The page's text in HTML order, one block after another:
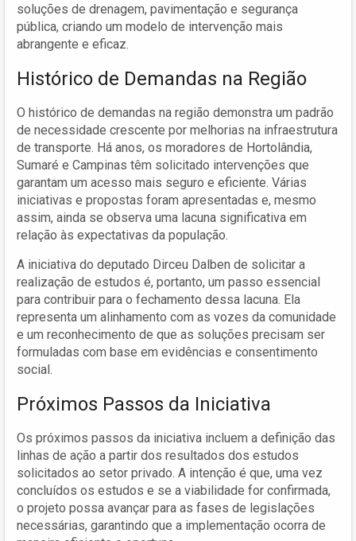
soluções de drenagem, pavimentação e segurança
pública, criando um modelo de intervenção mais
abrangente e eficaz.
Histórico de Demandas na Região
O histórico de demandas na região demonstra um padrão
de necessidade crescente por melhorias na infraestrutura
de transporte. Há anos, os moradores de Hortolândia,
Sumaré e Campinas têm solicitado intervenções que
garantam um acesso mais seguro e eficiente. Várias
iniciativas e propostas foram apresentadas e, mesmo
assim, ainda se observa uma lacuna significativa em
relação às expectativas da população.
A iniciativa do deputado Dirceu Dalben de solicitar a
realização de estudos é, portanto, um passo essencial
para contribuir para o fechamento dessa lacuna. Ela
representa um alinhamento com as vozes da comunidade
e um reconhecimento de que as soluções precisam ser
formuladas com base em evidências e consentimento
social.
Próximos Passos da Iniciativa
Os próximos passos da iniciativa incluem a definição das
linhas de ação a partir dos resultados dos estudos
solicitados ao setor privado. A intenção é que, uma vez
concluídos os estudos e se a viabilidade for confirmada,
o projeto possa avançar para as fases de legislações
necessárias, garantindo que a implementação ocorra de